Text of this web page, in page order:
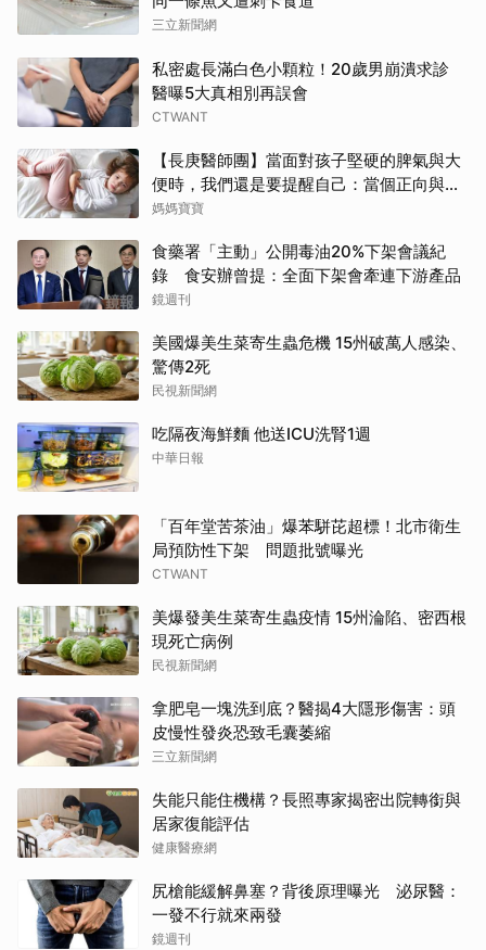
三立新聞網
私密處長滿白色小顆粒！20歲男崩潰求診
醫曝5大真相別再誤會
CTWANT
【長庚醫師團】當面對孩子堅硬的脾氣與大
便時，我們還是要提醒自己：當個正向與溫
柔的大人
媽媽寶寶
食藥署「主動」公開毒油20%下架會議紀
錄 食安辦曾提：全面下架會牽連下游產品
鏡週刊
美國爆美生菜寄生蟲危機 15州破萬人感染、
驚傳2死
民視新聞網
吃隔夜海鮮麵 他送ICU洗腎1週
中華日報
「百年堂苦茶油」爆苯駢芘超標！北市衛生
局預防性下架 問題批號曝光
CTWANT
美爆發美生菜寄生蟲疫情 15州淪陷、密西根
現死亡病例
民視新聞網
拿肥皂一塊洗到底？醫揭4大隱形傷害：頭
皮慢性發炎恐致毛囊萎縮
三立新聞網
失能只能住機構？長照專家揭密出院轉銜與
居家復能評估
健康醫療網
尻槍能緩解鼻塞？背後原理曝光 泌尿醫：
一發不行就來兩發
鏡週刊